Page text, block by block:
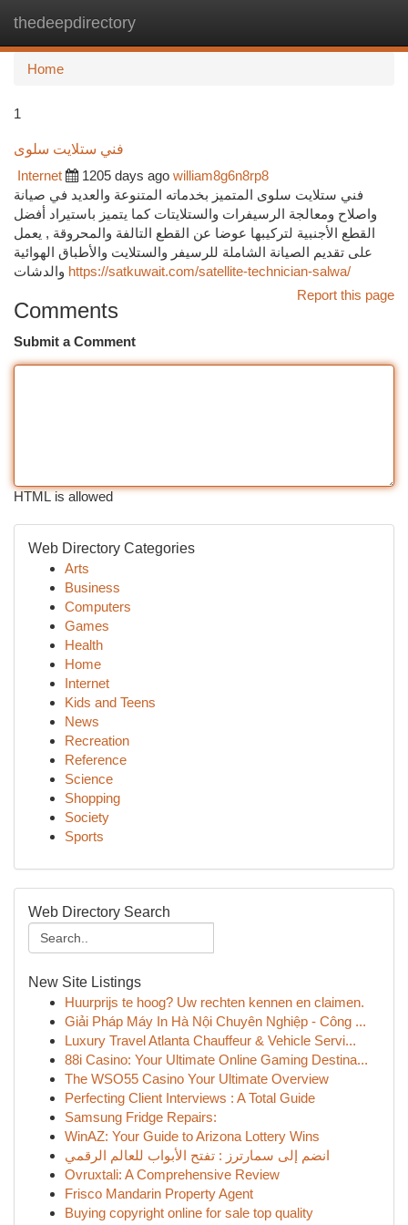
thedeepdirectory
Home
1
فني ستلايت سلوى
Internet
1205 days ago william8g6n8rp8
فني ستلايت سلوى المتميز بخدماته المتنوعة والعديد في صيانة
واصلاح ومعالجة الرسيفرات والستلايتات كما يتميز باستيراد أفضل
القطع الأجنبية لتركيبها عوضا عن القطع التالفة والمحروقة , يعمل
على تقديم الصيانة الشاملة للرسيفر والستلايت والأطباق الهوائية
https://satkuwait.com/satellite-technician-salwa/
Report this page
Comments
Submit a Comment
HTML is allowed
Web Directory Categories
Arts
Business
Computers
Games
Health
Home
Internet
Kids and Teens
News
Recreation
Reference
Science
Shopping
Society
Sports
Web Directory Search
New Site Listings
Huurprijs te hoog? Uw rechten kennen en claimen.
Giải Pháp Máy In Hà Nội Chuyên Nghiệp - Công ...
Luxury Travel Atlanta Chauffeur & Vehicle Servi...
88i Casino: Your Ultimate Online Gaming Destina...
The WSO55 Casino Your Ultimate Overview
Perfecting Client Interviews : A Total Guide
Samsung Fridge Repairs:
WinAZ: Your Guide to Arizona Lottery Wins
انضم إلى سمارترز : تفتح الأبواب للعالم الرقمي
Ovruxtali: A Comprehensive Review
Frisco Mandarin Property Agent
Buying copyright online for sale top quality